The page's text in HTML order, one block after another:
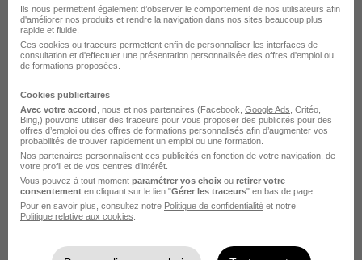
Voir l’offre
Automaticien - Intérim H/F
Kalixens RH Lyon
Chassieu - 69 Intérim
30 000 - 40 000 € / an
Ils nous permettent également d’observer le comportement de nos utilisateurs afin
d'améliorer nos produits et rendre la navigation dans nos sites beaucoup plus
rapide et fluide.
Ces cookies ou traceurs permettent enfin de personnaliser les interfaces de
consultation et d'effectuer une présentation personnalisée des offres d'emploi ou
de formations proposées.
Cookies publicitaires
Avec votre accord , nous et nos partenaires (Facebook, Google Ads , Critéo,
Bing,) pouvons utiliser des traceurs pour vous proposer des publicités pour des
offres d’emploi ou des offres de formations personnalisés afin d’augmenter vos
probabilités de trouver rapidement un emploi ou une formation.
Nos partenaires personnalisent ces publicités en fonction de votre navigation, de
votre profil et de vos centres d’intérêt.
Vous pouvez à tout moment paramétrer vos choix ou retirer votre
consentement en cliquant sur le lien "Gérer les traceurs" en bas de page.
Pour en savoir plus, consultez notre Politique de confidentialité et notre
Politique relative aux cookies